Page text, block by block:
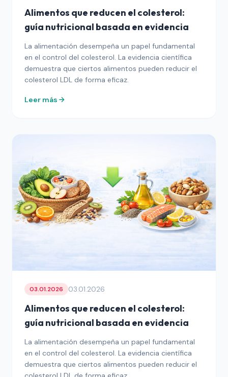
Alimentos que reducen el colesterol:
guía nutricional basada en evidencia
La alimentación desempeña un papel fundamental
en el control del colesterol. La evidencia científica
demuestra que ciertos alimentos pueden reducir el
colesterol LDL de forma eficaz.
Leer más
03.01.2026 03.01.2026
Alimentos que reducen el colesterol:
guía nutricional basada en evidencia
La alimentación desempeña un papel fundamental
en el control del colesterol. La evidencia científica
demuestra que ciertos alimentos pueden reducir el